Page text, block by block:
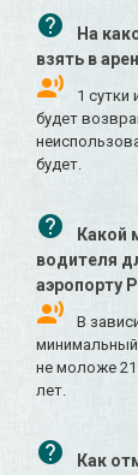
На
взять в
1 сутки
будет
будет.
Какой
водителя
аэропорту
В
не моложе 21
лет.
Как